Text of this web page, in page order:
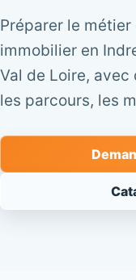
Préparer le
immobilier en
Val de Loire,
les parcours, les